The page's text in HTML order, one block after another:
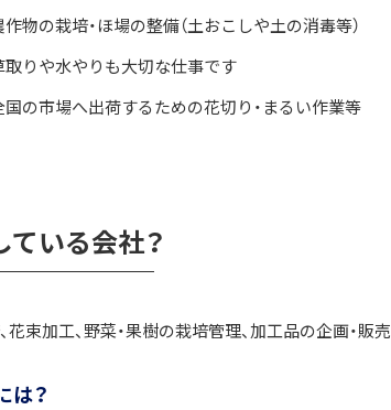
作物の栽培・ほ場の整備（土おこしや土の消毒等）
取りや水やりも大切な仕事です
国の市場へ出荷するための花切り・まるい作業等
ている会社？
花束加工、野菜・果樹の栽培管理、加工品の企画・販売
は？